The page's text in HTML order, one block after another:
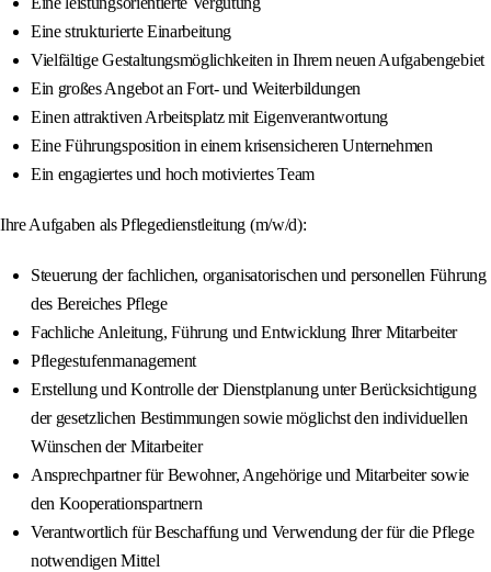
Eine strukturierte Einarbeitung
Vielfältige Gestaltungsmöglichkeiten in Ihrem neuen Aufgabengebiet
Ein großes Angebot an Fort- und Weiterbildungen
Einen attraktiven Arbeitsplatz mit Eigenverantwortung
Eine Führungsposition in einem krisensicheren Unternehmen
Ein engagiertes und hoch motiviertes Team
Ihre Aufgaben als Pflegedienstleitung (m/w/d):
Steuerung der fachlichen, organisatorischen und personellen Führung
des Bereiches Pflege
Fachliche Anleitung, Führung und Entwicklung Ihrer Mitarbeiter
Pflegestufenmanagement
Erstellung und Kontrolle der Dienstplanung unter Berücksichtigung
der gesetzlichen Bestimmungen sowie möglichst den individuellen
Wünschen der Mitarbeiter
Ansprechpartner für Bewohner, Angehörige und Mitarbeiter sowie
den Kooperationspartnern
Verantwortlich für Beschaffung und Verwendung der für die Pflege
notwendigen Mittel